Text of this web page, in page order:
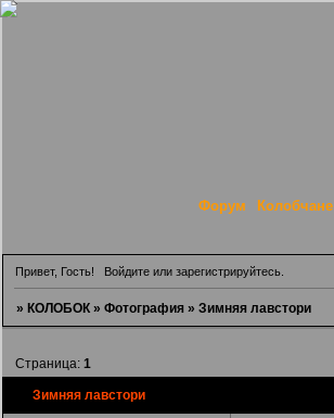
Форум Колобчане
Привет, Гость! Войдитеили зарегистрируйтесь.
»КОЛОБОК »Фотография »Зимняя лавстори
Зимняя лавстори
Страница:1